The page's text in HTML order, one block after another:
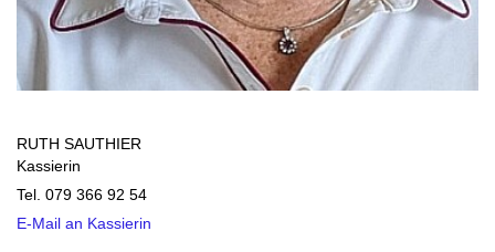
RUTH SAUTHIER
Kassierin
Tel. 079 366 92 54
E-Mail an Kassierin